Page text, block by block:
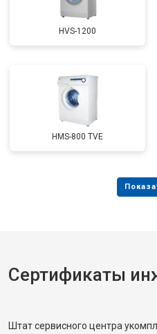
HVS-1200
HMS-800 TVE
Сертификаты
Штат сервисного центра